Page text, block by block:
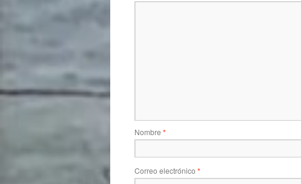
Nombre *
Correo electrónico *